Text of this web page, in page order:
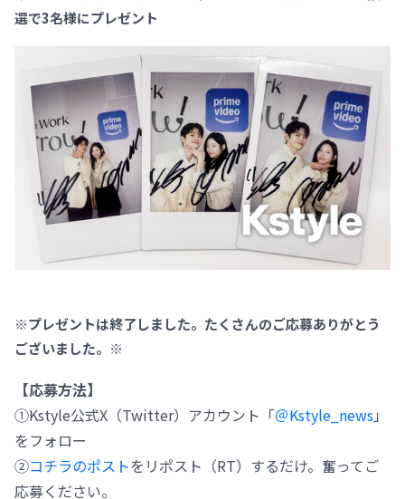
選で3名様にプレゼント
※プレゼントは終了しました。たくさんのご応募ありがとう
ございました。※
【応募方法】
①Kstyle公式X（Twitter）アカウント「＠Kstyle_news」
をフォロー
②コチラのポストをリポスト（RT）するだけ。奮ってご
応募ください。